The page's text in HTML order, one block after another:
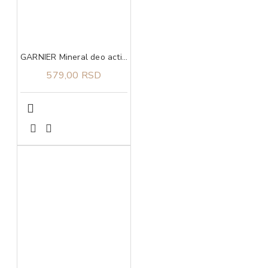
GARNIER Mineral deo action control thermic 72h sprej 150 ml
579,00 RSD